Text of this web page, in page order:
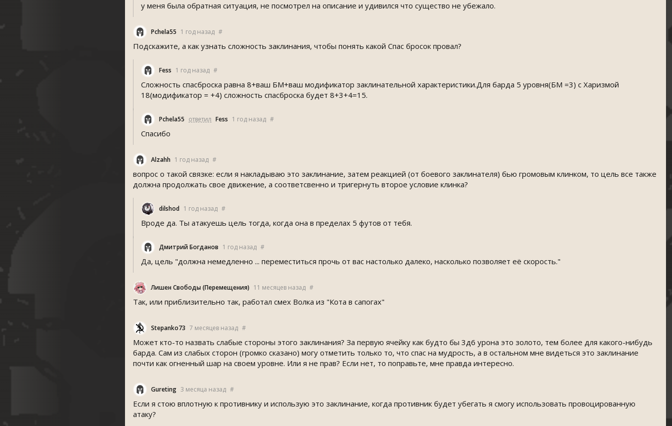
у меня была обратная ситуация, не посмотрел на описание и удивился что существо не убежало.
Pchela55 1 год назад #
Подскажите, а как узнать сложность заклинания, чтобы понять какой Спас бросок провал?
Fe 1 год назад #
Сложность спасброска равна 8+ваш БМ+ваш модификатор заклинательной характеристики.Для барда 5 уровня(БМ =3) с Харизмой
18(модификатор = +4) сложность спасброска будет 8+3+4=15.
Pchela55 ответил Fe 1 год назад #
Спасибо
Alzahh 1 год назад #
вопрос о такой связке: если я накладываю это заклинание, затем реакцией (от боевого заклинателя) бью громовым клинком, то цель все также
должна продолжать свое движение, а соответсвенно и тригернуть второе условие клинка?
dilshod 1 год назад #
Вроде да. Ты атакуешь цель тогда, когда она в пределах 5 футов от тебя.
Дмитрий Богданов 1 год назад #
Да, цель "должна немедленно ... переместиться прочь от вас настолько далеко, насколько позволяет её скорость."
Лишен Свободы (Перемещения) 11 месяцев назад #
Так, или приблизительно так, работал смех Волка из "Кота в сапогах"
Stepanko73 7 месяцев назад #
Может кто-то назвать слабые стороны этого заклинания? За первую ячейку как будто бы 3д6 урона это золото, тем более для какого-нибудь
барда. Сам из слабых сторон (громко сказано) могу отметить только то, что спас на мудрость, а в остальном мне видеться это заклинание
почти как огненный шар на своем уровне. Или я не прав? Если нет, то поправьте, мне правда интересно.
Gureting 3 месяца назад #
Если я стою вплотную к противнику и использую это заклинание, когда противник будет убегать я смогу использовать провоцированную
атаку?